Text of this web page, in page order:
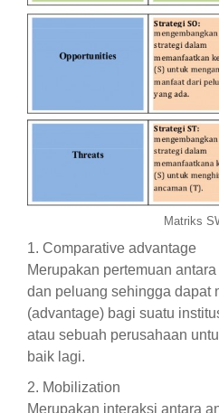
Matriks
1. Comparative advantage
Merupakan pertemuan
dan peluang sehingga dapat
(advantage) bagi suatu
atau sebuah perusahaan
baik lagi.
2. Mobilization
Merupakan interaksi antara